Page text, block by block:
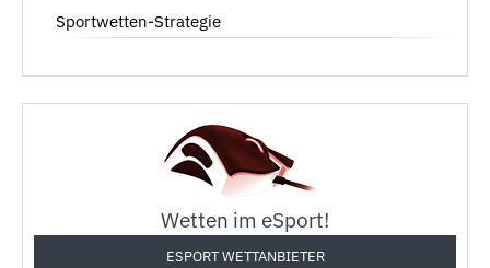
Sportwetten-Strategie
Wetten im eSport!
ESPORT WETTANBIETER